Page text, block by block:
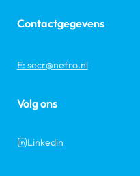
Contactgegevens
E: secr@nefro.nl
Volg ons
Linkedin